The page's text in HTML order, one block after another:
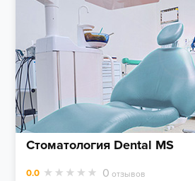
Стоматология Dental MS
0.0 0 отзывов